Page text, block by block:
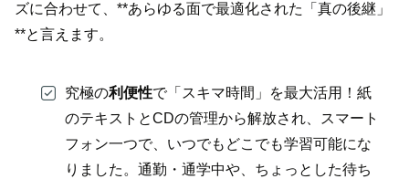
ズに合わせて、**あらゆる面で最適化された「真の後継」
**と言えます。
究極の利便性で「スキマ時間」を最大活用！紙
のテキストとCDの管理から解放され、スマート
フォン一つで、いつでもどこでも学習可能にな
りました。通勤・通学中や、ちょっとした待ち